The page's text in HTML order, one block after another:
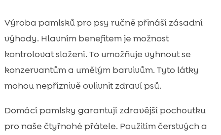
Výroba pamlsků pro psy ručně přináší zásadní
výhody. Hlavním benefitem je možnost
kontrolovat složení. To umožňuje vyhnout se
konzervantům a umělým barvivům. Tyto látky
mohou nepříznivě ovlivnit zdraví psů.
Domácí pamlsky garantují zdravější pochoutku
pro naše čtyřnohé přátele. Použitím čerstvých a